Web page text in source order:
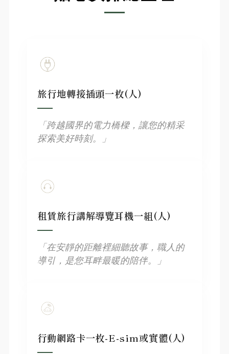
旅行地轉接插頭一枚(人)
「跨越國界的電力橋樑，讓您的精采
探索美好時刻。」
租賃旅行講解導覽耳機一組(人)
「在安靜的距離裡細聽故事，職人的
導引，是您耳畔最暖的陪伴。」
行動網路卡一枚-E-sim或實體(人)